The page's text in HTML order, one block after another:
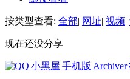
按类型查看: 全部| 网址| 视频|
现在还没分享
|小黑屋|手机版|Archiver|